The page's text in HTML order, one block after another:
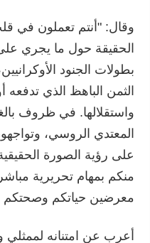
وقال: "أنتم تعملون في قلب
الحقيقة حول ما يجري
بطولات الجنود
الثمن الباهظ الذي تدفعه
واستقلالها. في ظروف
المعتدي الروسي،
على رؤية الصورة
منكم بمهام تحريرية
معرضين حياتكم وصحتكم
أعرب عن امتنانه لممثلي